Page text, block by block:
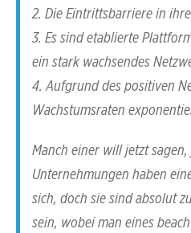
2. Die Eintrittsbarriere in
3. Es sind etablierte
ein stark wachsendes
4. Aufgrund des positiven
Wachstumsraten
Manch einer will jetzt sagen,
Unternehmungen haben
sich, doch sie sind absolut
sein, wobei man eines